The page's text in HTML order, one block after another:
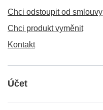
Chci odstoupit od smlouvy
Chci produkt vyměnit
Kontakt
Účet